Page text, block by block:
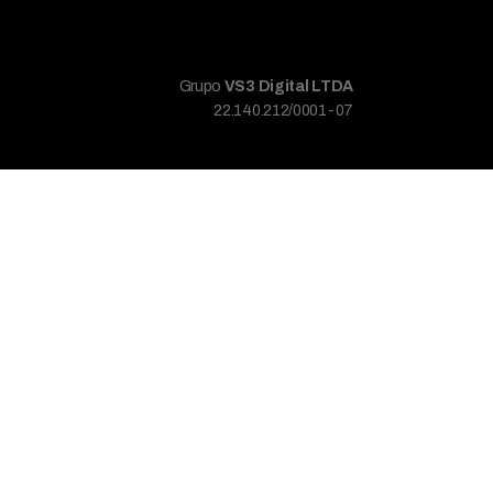
Grupo VS3 Digital LTDA
22.140.212/0001-07